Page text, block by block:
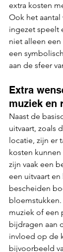
extra kosten
Ook het aantal
ingezet speelt
niet alleen
een
aan de sfeer
Extra
muziek en
Naast de
uitvaart, zoals
locatie, zijn er
kosten
zijn vaak een
een uitvaart en
bescheiden
muziek of een
bijdragen aan
invloed op de
bijvoorbeeld